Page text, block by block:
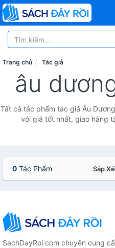
Trang chủ Tác giả
âu
Tất cả tác phẩm tác giả Âu
với giá tốt nhất, giao hàng
0 Tác Phẩm Sắp
SachDayRoi.com chuyên cung